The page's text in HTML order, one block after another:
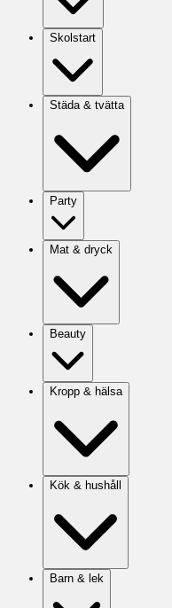
Skolstart
Städa & tvätta
Party
Mat & dryck
Beauty
Kropp & hälsa
Kök & hushåll
Barn & lek